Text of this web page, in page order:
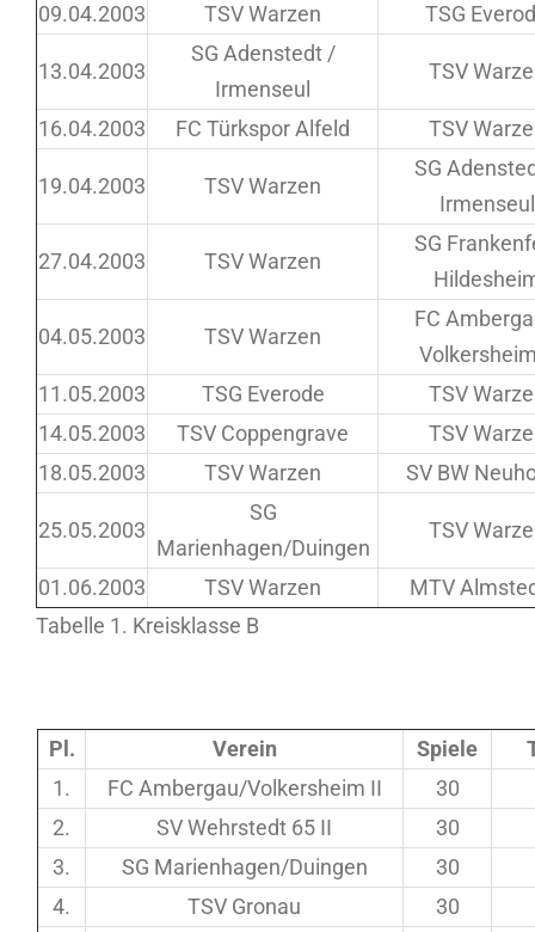
09.04.2003
TSV Warzen TSG
13.04.2003
SG Adenstedt /
Irmenseul
TSV
16.04.2003 FC Türkspor Alfeld TSV
19.04.2003 TSV Warzen
SG
Irmenseul
27.04.2003 TSV Warzen
SG
04.05.2003 TSV Warzen
FC
11.05.2003
TSG Everode
TSV
14.05.2003
TSV Coppengrave
TSV
18.05.2003
TSV Warzen SV BW
25.05.2003
SG
Marienhagen/Duingen
TSV
01.06.2003 TSV Warzen
MTV
Tabelle 1. Kreisklasse B
Pl. Verein Spiele
1.
FC Ambergau/Volkersheim II 30
2.
SV Wehrstedt 65 II 30
3.
SG Marienhagen/Duingen
30
4.
TSV Gronau
30